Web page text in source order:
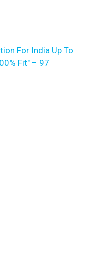
For India Up To
Fit" – 97